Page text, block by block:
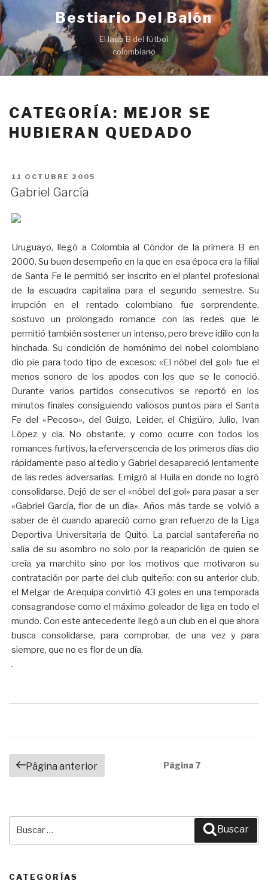
Ir
al
contenido
Bestiario Del Balón
El lado B del fútbol
colombiano
CATEGORÍA: MEJOR SE
HUBIERAN QUEDADO
PUBLICADO
EN
11 OCTUBRE 2005
Gabriel García
Uruguayo, llegó a Colombia al Cóndor de la primera B en
2000. Su buen desempeño en la que en esa época era la filial
de Santa Fe le permitió ser inscrito en el plantel profesional
de la escuadra capitalina para el segundo semestre. Su
irrupción en el rentado colombiano fue sorprendente,
sostuvo un prolongado romance con las redes que le
permitió también sostener un intenso, pero breve idilio con la
hinchada. Su condición de homónimo del nobel colombiano
dio pie para todo tipo de excesos; «El nóbel del gol» fue el
menos sonoro de los apodos con los que se le conoció.
Durante varios partidos consecutivos se reportó en los
minutos finales consiguiendo valiosos puntos para el Santa
Fe del «Pecoso», del Guigo, Leider, el Chigüiro, Julio, Ivan
López y cia. No obstante, y como ocurre con todos los
romances furtivos, la eferverscencia de los primeros días dio
rápidamente paso al tedio y Gabriel desapareció lentamente
de las redes adversarias. Emigró al Huila en donde no logró
consolidarse. Dejó de ser el «nóbel del gol» para pasar a ser
«Gabriel García, flor de un día». Años más tarde se volvió a
saber de él cuando apareció como gran refuerzo de la Liga
Deportiva Universitaria de Quito. La parcial santafereña no
salía de su asombro no solo por la reaparición de quien se
creía ya marchito sino por los motivos que motivaron su
contratación por parte del club quiteño: con su anterior club,
el Melgar de Arequipa convirtió 43 goles en una temporada
consagrandose como el máximo goleador de liga en todo el
mundo. Con este antecedente llegó a un club en el que ahora
busca consolidarse, para comprobar, de una vez y para
siempre, que no es flor de un día.
.
Navegación
de
Página anterior Página 7
Buscar
CATEGORÍAS